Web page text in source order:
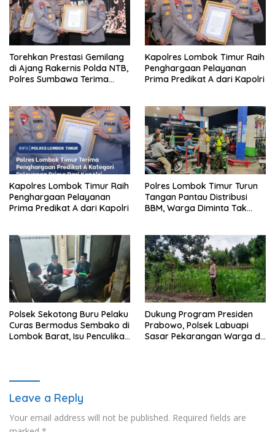
Torehkan Prestasi Gemilang
di Ajang Rakernis Polda NTB,
Polres Sumbawa Terima
Kapolres Lombok Timur Raih
Penghargaan Pelayanan
Prima Predikat A dari Kapolri
Kapolres Lombok Timur Raih
Penghargaan Pelayanan
Prima Predikat A dari Kapolri
Polres Lombok Timur Turun
Tangan Pantau Distribusi
BBM, Warga Diminta Tak
Polsek Sekotong Buru Pelaku
Curas Bermodus Sembako di
Lombok Barat, Isu Penculikan
Dukung Program Presiden
Prabowo, Polsek Labuapi
Sasar Pekarangan Warga di
Leave a Reply
Your email address will not be published. Required fields are